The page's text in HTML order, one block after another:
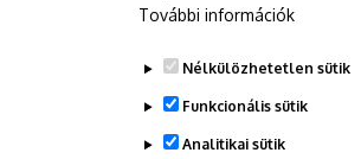
További információk
Nélkülözhetetlen sütik
Funkcionális sütik
Analitikai sütik